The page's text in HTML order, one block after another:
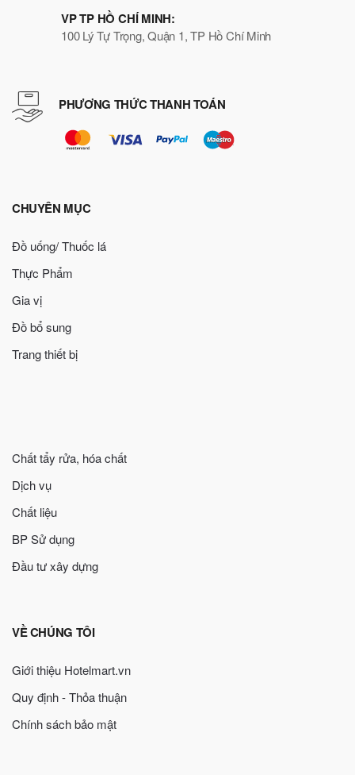
VP TP HỒ CHÍ MINH:
100 Lý Tự Trọng, Quận 1, TP Hồ Chí Minh
PHƯƠNG THỨC THANH TOÁN
CHUYÊN MỤC
Đồ uống/ Thuốc lá
Thực Phẩm
Gia vị
Đồ bổ sung
Trang thiết bị
Chất tẩy rửa, hóa chất
Dịch vụ
Chất liệu
BP Sử dụng
Đầu tư xây dựng
VỀ CHÚNG TÔI
Giới thiệu Hotelmart.vn
Quy định - Thỏa thuận
Chính sách bảo mật